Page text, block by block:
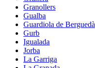
Granollers
Gualba
Guardiola de Berguedà
Gurb
Igualada
Jorba
La Garriga